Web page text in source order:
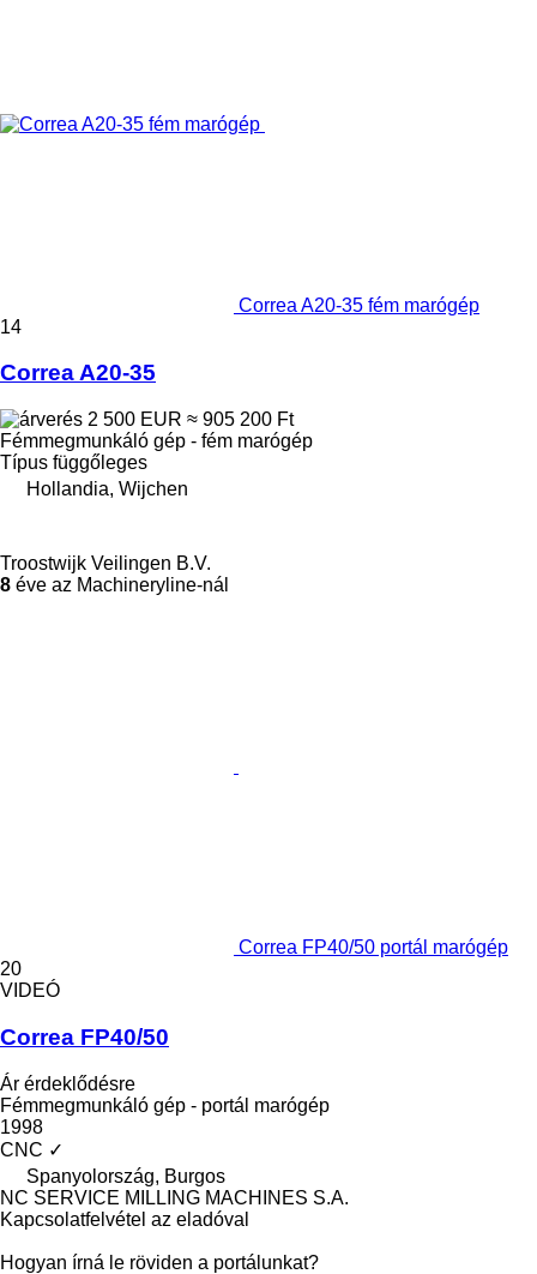
Correa A20-35 fém marógép
14
Correa A20-35
2 500 EUR ≈ 905 200 Ft
Fémmegmunkáló gép - fém marógép
Típus függőleges
Hollandia, Wijchen
Troostwijk Veilingen B.V.
8 éve az Machineryline-nál
Correa FP40/50 portál marógép
20
VIDEÓ
Correa FP40/50
Ár érdeklődésre
Fémmegmunkáló gép - portál marógép
1998
CNC ✓
Spanyolország, Burgos
NC SERVICE MILLING MACHINES S.A.
Kapcsolatfelvétel az eladóval
Hogyan írná le röviden a portálunkat?